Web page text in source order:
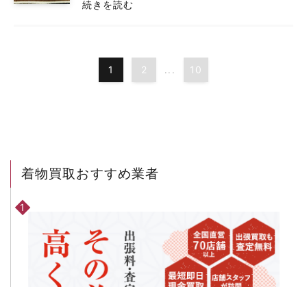
続きを読む
1 2 ... 10
着物買取おすすめ業者